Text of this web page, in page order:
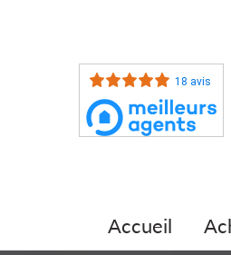
18 avis
accueil